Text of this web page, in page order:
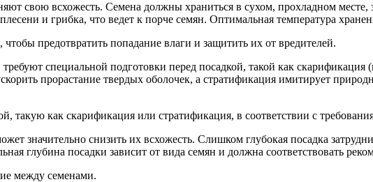
свою всхожесть. Семена должны храниться в сухом, прохладном
и грибка, что ведет к порче семян. Оптимальная температура
предотвратить попадание влаги и защитить их от вредителей.
специальной подготовки перед посадкой, такой как
прорастание твердых оболочек, а стратификация имитирует
такую как скарификация или стратификация, в соответствии с
значительно снизить их всхожесть. Слишком глубокая посадка
глубина посадки зависит от вида семян и должна соответствовать
между семенами.